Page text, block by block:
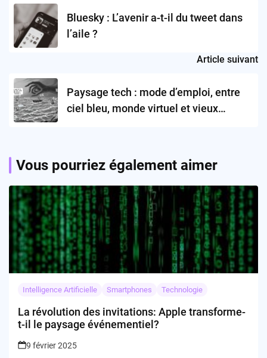
navigationBluesky : L’avenir a-t-il du tweet dans
l’aile ?
Article suivant
Paysage tech : mode d’emploi, entre
ciel bleu, monde virtuel et vieux
Vous pourriez également aimer
Intelligence Artificielle Smartphones Technologie
La révolution des invitations: Apple transforme-
t-il le paysage événementiel?
9 février 2025